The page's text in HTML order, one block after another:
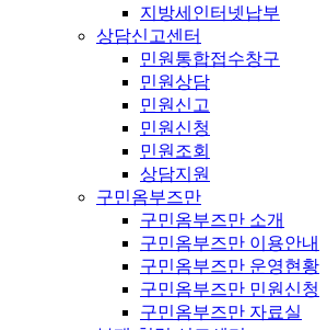
지방세인터넷납부
상담신고센터
민원통합접수창구
민원상담
민원신고
민원신청
민원조회
상담지원
구민옴부즈만
구민옴부즈만 소개
구민옴부즈만 이용안내
구민옴부즈만 운영현황
구민옴부즈만 민원신청
구민옴부즈만 자료실